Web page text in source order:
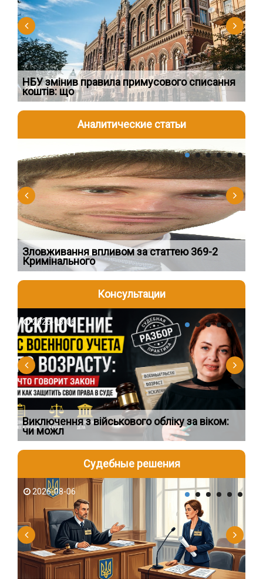
НБУ змінив правила примусового списання
коштів: що
Аналитические статьи
2026-08-04
Зловживання впливом за статтею 369-2
Кримінального
Консультации
2026-08-06
Виключення з військового обліку за віком:
чи можл
Судебные решения
2026-08-06